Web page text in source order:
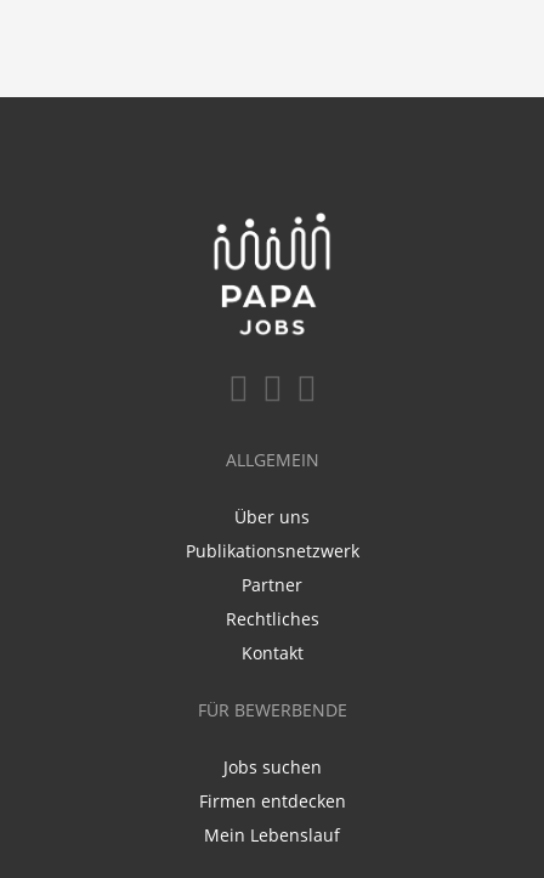
ALLGEMEIN
Über uns
Publikationsnetzwerk
Partner
Rechtliches
Kontakt
FÜR BEWERBENDE
Jobs suchen
Firmen entdecken
Mein Lebenslauf